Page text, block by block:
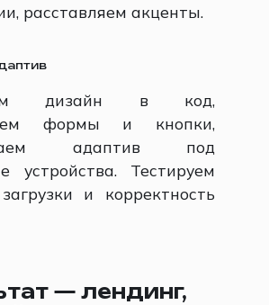
расставляем акценты.
дизайн в код,
формы и кнопки,
адаптив под
устройства. Тестируем
и корректность
— лендинг,